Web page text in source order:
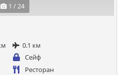
1 / 24
0.1 км
Сейф
Ресторан